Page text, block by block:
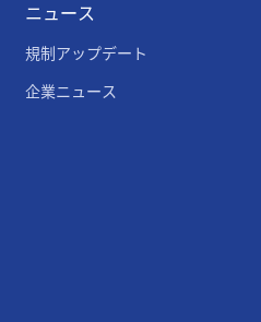
ニュース
規制アップデート
企業ニュース